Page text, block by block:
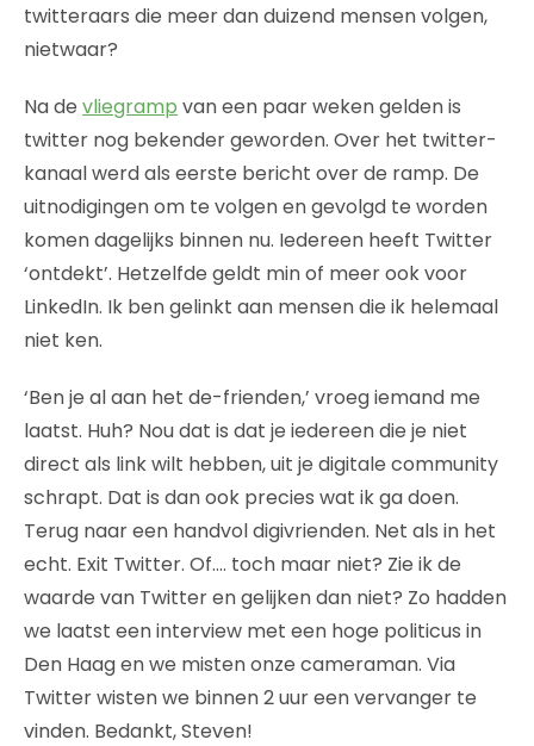
twitteraars die meer dan duizend mensen volgen,
nietwaar?
Na de vliegramp van een paar weken gelden is
twitter nog bekender geworden. Over het twitter-
kanaal werd als eerste bericht over de ramp. De
uitnodigingen om te volgen en gevolgd te worden
komen dagelijks binnen nu. Iedereen heeft Twitter
‘ontdekt’. Hetzelfde geldt min of meer ook voor
LinkedIn. Ik ben gelinkt aan mensen die ik helemaal
niet ken.
‘Ben je al aan het de-frienden,’ vroeg iemand me
laatst. Huh? Nou dat is dat je iedereen die je niet
direct als link wilt hebben, uit je digitale community
schrapt. Dat is dan ook precies wat ik ga doen.
Terug naar een handvol digivrienden. Net als in het
echt. Exit Twitter. Of…. toch maar niet? Zie ik de
waarde van Twitter en gelijken dan niet? Zo hadden
we laatst een interview met een hoge politicus in
Den Haag en we misten onze cameraman. Via
Twitter wisten we binnen 2 uur een vervanger te
vinden. Bedankt, Steven!